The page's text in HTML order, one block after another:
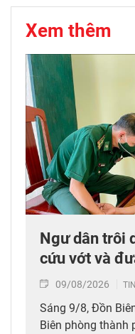
Xem thêm
Ngư dân trôi
cứu vớt và
09/08/2026
Sáng 9/8, Đồn
Biên phòng thành